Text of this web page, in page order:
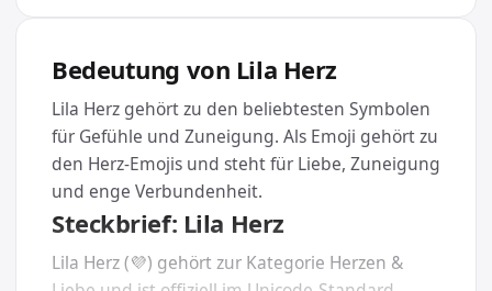
Bedeutung von Lila Herz
Lila Herz gehört zu den beliebtesten Symbolen
für Gefühle und Zuneigung. Als Emoji gehört zu
den Herz-Emojis und steht für Liebe, Zuneigung
und enge Verbundenheit.
Steckbrief: Lila Herz
Lila Herz (💜) gehört zur Kategorie Herzen &